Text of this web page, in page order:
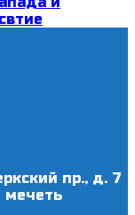
пр., д. 7
мечеть